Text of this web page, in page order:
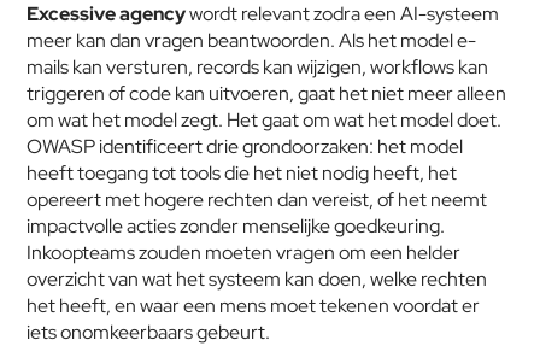
Excessive agency wordt relevant zodra een AI-systeem
meer kan dan vragen beantwoorden. Als het model e-
mails kan versturen, records kan wijzigen, workflows kan
triggeren of code kan uitvoeren, gaat het niet meer alleen
om wat het model zegt. Het gaat om wat het model doet.
OWASP identificeert drie grondoorzaken: het model
heeft toegang tot tools die het niet nodig heeft, het
opereert met hogere rechten dan vereist, of het neemt
impactvolle acties zonder menselijke goedkeuring.
Inkoopteams zouden moeten vragen om een helder
overzicht van wat het systeem kan doen, welke rechten
het heeft, en waar een mens moet tekenen voordat er
iets onomkeerbaars gebeurt.